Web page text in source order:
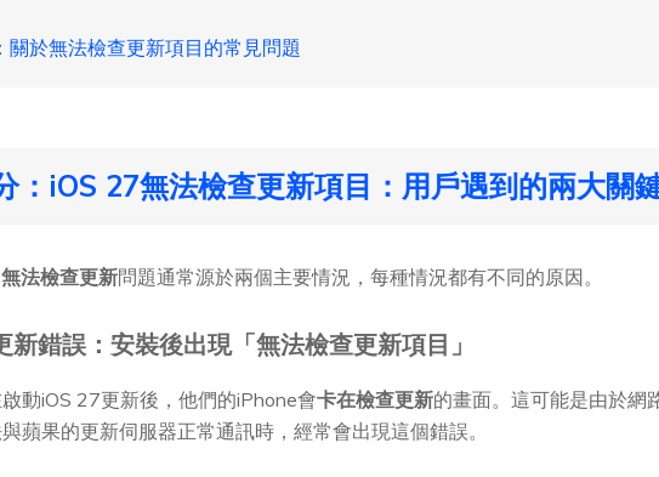
關於無法檢查更新項目的常見問題
：iOS 27無法檢查更新項目：用戶遇到的兩大關
法檢查更新問題通常源於兩個主要情況，每種情況都有不同的原因。
新錯誤：安裝後出現「無法檢查更新項目」
動iOS 27更新後，他們的iPhone會卡在檢查更新的畫面。這可能是由於網
蘋果的更新伺服器正常通訊時，經常會出現這個錯誤。